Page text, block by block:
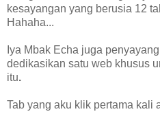
kesayangan yang berusia 12
Hahaha...
Iya Mbak Echa juga
dedikasikan satu web khusus
itu.
Tab yang aku klik pertama kali